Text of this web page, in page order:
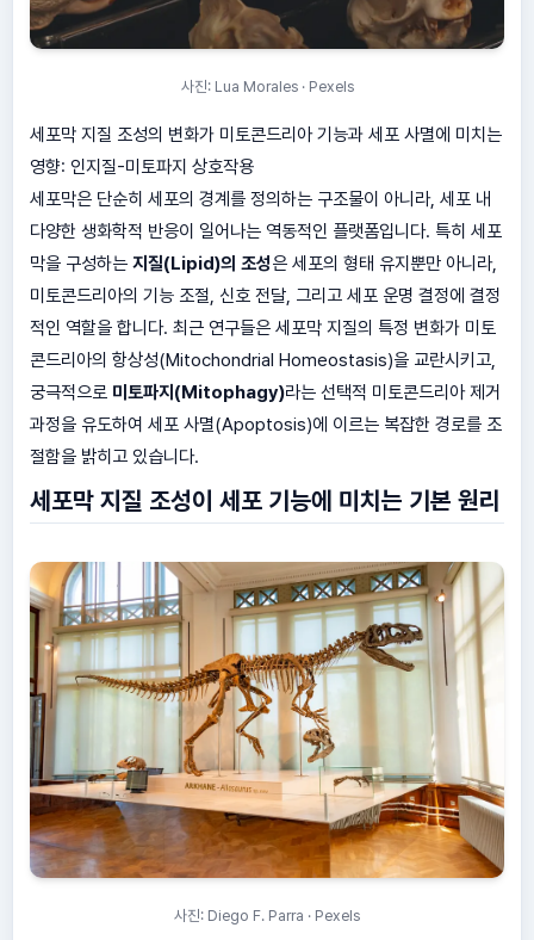
사진: Lua Morales · Pexels
세포막 지질 조성의 변화가 미토콘드리아 기능과 세포 사멸에 미치는
영향: 인지질-미토파지 상호작용
세포막은 단순히 세포의 경계를 정의하는 구조물이 아니라, 세포 내
다양한 생화학적 반응이 일어나는 역동적인 플랫폼입니다. 특히 세포
막을 구성하는 지질(Lipid)의 조성은 세포의 형태 유지뿐만 아니라,
미토콘드리아의 기능 조절, 신호 전달, 그리고 세포 운명 결정에 결정
적인 역할을 합니다. 최근 연구들은 세포막 지질의 특정 변화가 미토
콘드리아의 항상성(Mitochondrial Homeostasis)을 교란시키고,
궁극적으로 미토파지(Mitophagy)라는 선택적 미토콘드리아 제거
과정을 유도하여 세포 사멸(Apoptosis)에 이르는 복잡한 경로를 조
절함을 밝히고 있습니다.
세포막 지질 조성이 세포 기능에 미치는 기본 원리
사진: Diego F. Parra · Pexels